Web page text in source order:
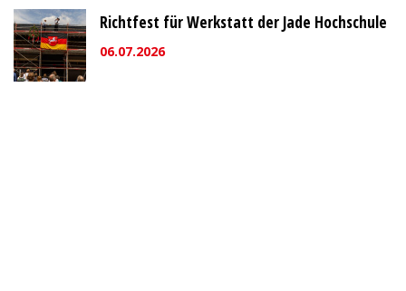
Richtfest für Werkstatt der Jade Hochschule
06.07.2026